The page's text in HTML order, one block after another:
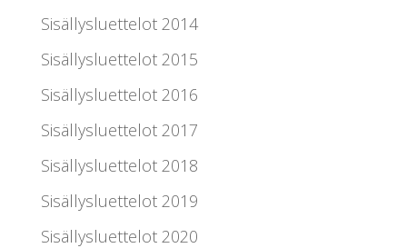
Sisällysluettelot 2014
Sisällysluettelot 2015
Sisällysluettelot 2016
Sisällysluettelot 2017
Sisällysluettelot 2018
Sisällysluettelot 2019
Sisällysluettelot 2020